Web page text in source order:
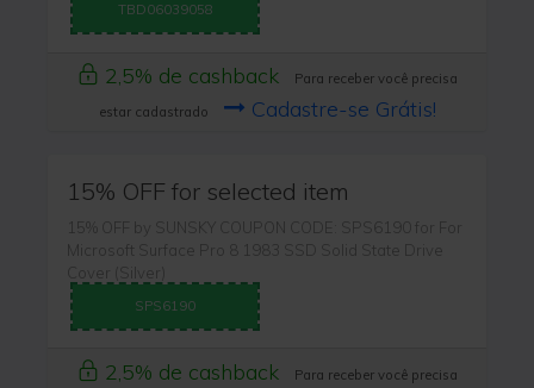
TBD06039058
2,5% de cashback
Para receber você precisa
estar cadastrado
Cadastre-se Grátis!
15% OFF for selected item
15% OFF by SUNSKY COUPON CODE: SPS6190 for For
Microsoft Surface Pro 8 1983 SSD Solid State Drive
Cover (Silver)
SPS6190
2,5% de cashback Para receber você precisa